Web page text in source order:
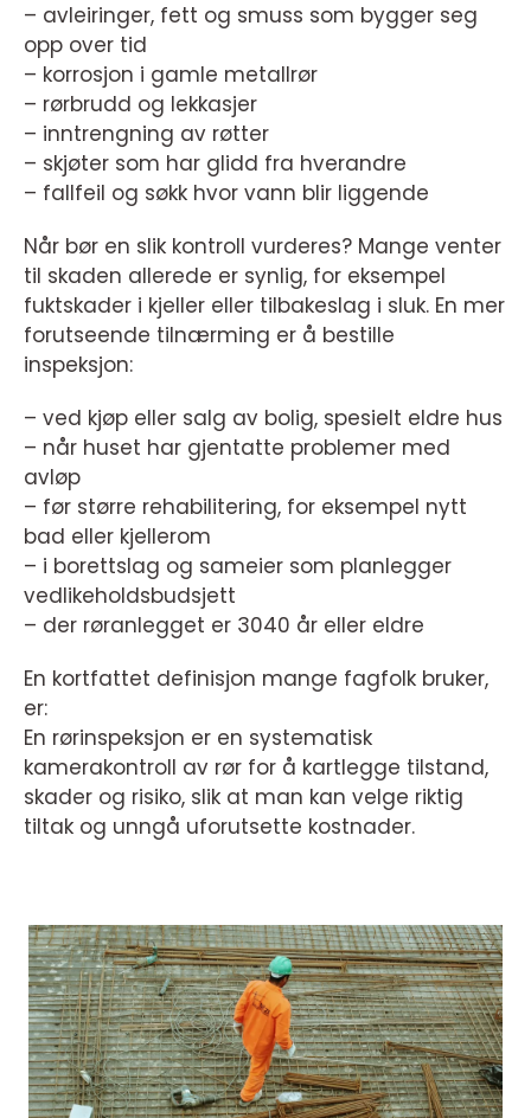
– avleiringer, fett og smuss som bygger seg
opp over tid
– korrosjon i gamle metallrør
– rørbrudd og lekkasjer
– inntrengning av røtter
– skjøter som har glidd fra hverandre
– fallfeil og søkk hvor vann blir liggende
Når bør en slik kontroll vurderes? Mange venter
til skaden allerede er synlig, for eksempel
fuktskader i kjeller eller tilbakeslag i sluk. En mer
forutseende tilnærming er å bestille
inspeksjon:
– ved kjøp eller salg av bolig, spesielt eldre hus
– når huset har gjentatte problemer med
avløp
– før større rehabilitering, for eksempel nytt
bad eller kjellerom
– i borettslag og sameier som planlegger
vedlikeholdsbudsjett
– der røranlegget er 3040 år eller eldre
En kortfattet definisjon mange fagfolk bruker,
er:
En rørinspeksjon er en systematisk
kamerakontroll av rør for å kartlegge tilstand,
skader og risiko, slik at man kan velge riktig
tiltak og unngå uforutsette kostnader.